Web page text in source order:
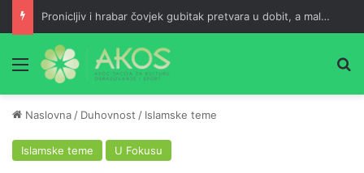
Pronicljiv i hrabar čovjek gubitak pretvara u dobit, a maloumna neznalica jedan neuspjeh pretvara u dva
Meni
Naslovna / Duhovnost / Islamske teme
Islamske teme U Fokusu